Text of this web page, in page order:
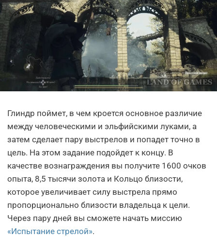
Глиндр поймет, в чем кроется основное различие
между человеческими и эльфийскими луками, а
затем сделает пару выстрелов и попадет точно в
цель. На этом задание подойдет к концу. В
качестве вознаграждения вы получите 1600 очков
опыта, 8,5 тысячи золота и Кольцо близости,
которое увеличивает силу выстрела прямо
пропорционально близости владельца к цели.
Через пару дней вы сможете начать миссию
«Испытание стрелой».